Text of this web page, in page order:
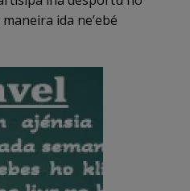
ida ne’ebé